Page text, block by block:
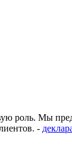
роль. Мы
-